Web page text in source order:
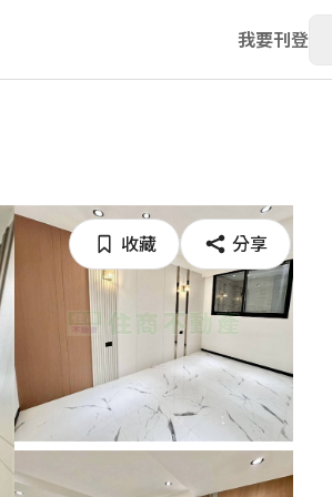
我要刊登
收藏 分享